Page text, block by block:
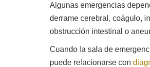
Algunas emergencias
derrame cerebral, coágulo,
obstrucción intestinal o
Cuando la sala de
puede relacionarse con